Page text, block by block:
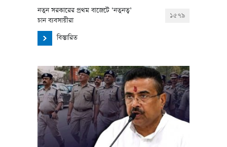
নতুন সরকারের প্রথম বাজেটে ‘নতুনত্ব’
চান ব্যবসায়ীরা
১৫৭৯
বিস্তারিত